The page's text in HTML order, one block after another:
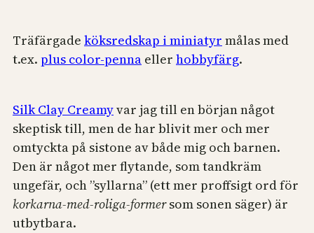
Träfärgade köksredskap i miniatyr målas med
t.ex. plus color-penna eller hobbyfärg.
Silk Clay Creamyvar jag till en början något
skeptisk till, men de har blivit mer och mer
omtyckta på sistone av både mig och barnen.
Den är något mer flytande, som tandkräm
ungefär, och ”syllarna” (ett mer proffsigt ord för
korkarna-med-roliga-formersom sonen säger) är
utbytbara.